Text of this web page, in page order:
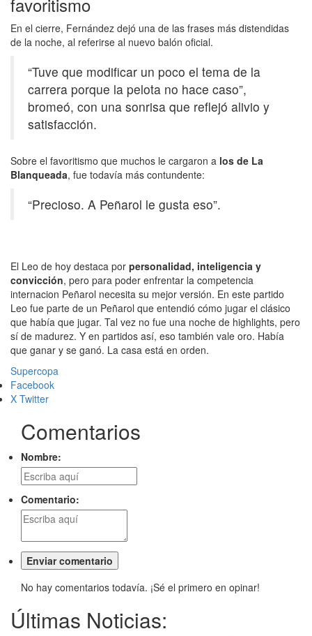
En el cierre, Fernández dejó una de las frases más distendidas
de la noche, al referirse al nuevo balón oficial.
“Tuve que modificar un poco el tema de la
carrera porque la pelota no hace caso”,
bromeó, con una sonrisa que reflejó alivio y
satisfacción.
Sobre el favoritismo que muchos le cargaron a los de La
Blanqueada, fue todavía más contundente:
“Precioso. A Peñarol le gusta eso”.
El Leo de hoy destaca por personalidad, inteligencia y
convicción, pero para poder enfrentar la competencia
internacion Peñarol necesita su mejor versión. En este partido
Leo fue parte de un Peñarol que entendió cómo jugar el clásico
que había que jugar. Tal vez no fue una noche de highlights, pero
sí de madurez. Y en partidos así, eso también vale oro. Había
que ganar y se ganó. La casa está en orden.
Supercopa
Facebook
X Twitter
Comentarios
Nombre:
Comentario:
No hay comentarios todavía. ¡Sé el primero en opinar!
Últimas Noticias: